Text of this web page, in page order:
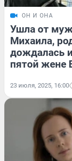
ОН И ОНА
Ушла от
Михаила,
дождалась
пятой жене
23 июля, 2025, 16:00